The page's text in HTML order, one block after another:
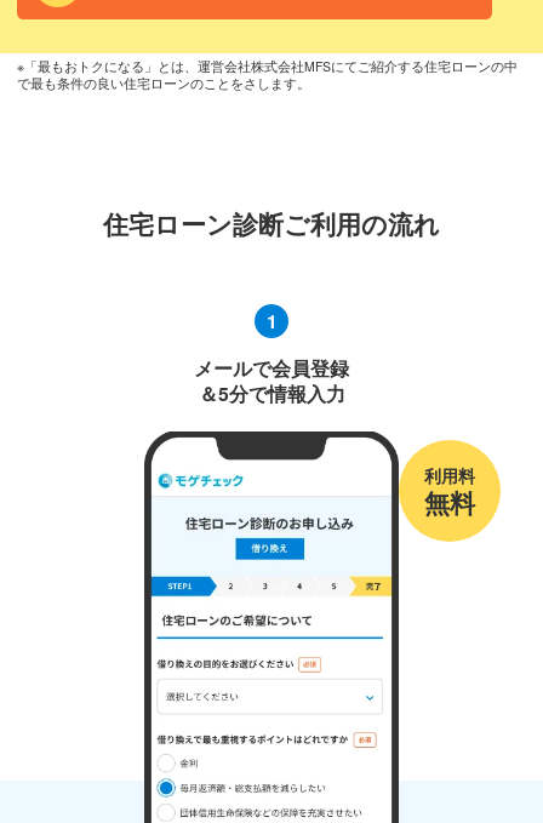
※「最もおトクになる」とは、運営会社株式会社MFSにてご紹介する住宅ローンの中
で最も条件の良い住宅ローンのことをさします。
住宅ローン診断ご利用の流れ
1
メールで会員登録
＆5分で情報入力